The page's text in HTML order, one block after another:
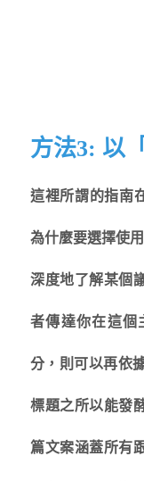
方法3: 以
這裡所謂的指南
為什麼要選擇使
深度地了解某個
者傳達你在這個
分，則可以再依
標題之所以能發
篇文案涵蓋所有